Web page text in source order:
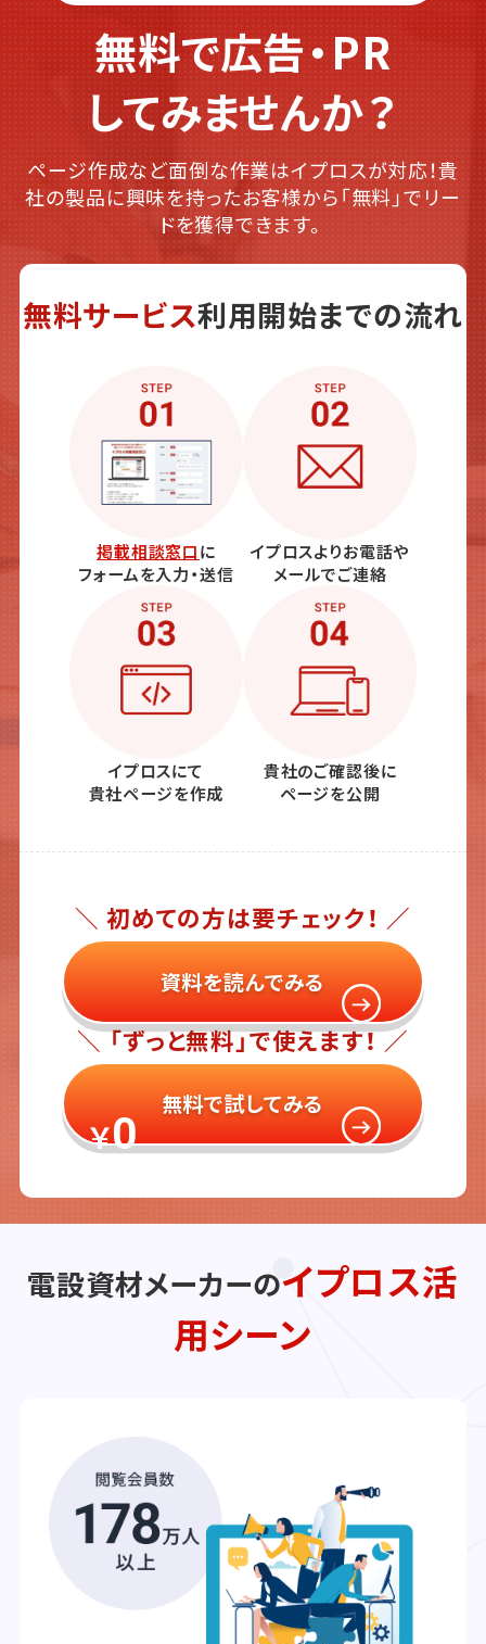
無料で広告・PR
してみませんか？
ページ作成など面倒な作業はイプロスが対応！貴
社の製品に興味を持ったお客様から「無料」でリー
ドを獲得できます。
無料サービス利用開始までの流れ
掲載相談窓口に
フォームを入力・送信
イプロスよりお電話や
メールでご連絡
イプロスにて
貴社ページを作成
貴社のご確認後に
ページを公開
＼ 初めての方は要チェック！ ／
資料を読んでみる
＼ 「ずっと無料」で使えます！ ／
￥0
無料で試してみる
電設資材メーカーのイプロス活
用シーン